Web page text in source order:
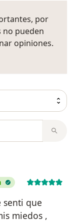
por
no pueden
opiniones.
senti que
miedos ,